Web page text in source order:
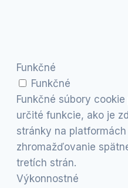
Funkčné
Funkčné
Funkčné súbory
určité funkcie, ako je
stránky na
zhromažďovanie
tretích strán.
Výkonnostné